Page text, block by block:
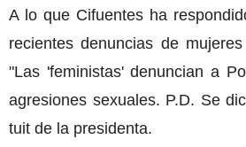
A lo que Cifuentes ha
recientes denuncias de
"Las 'feministas' denuncian a
agresiones sexuales. P.D. Se
tuit de la presidenta.